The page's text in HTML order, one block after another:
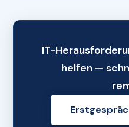
IT-
helfen —